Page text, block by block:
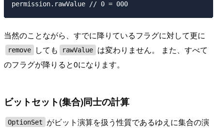
当然のことながら、すでに降りているフラグに対して更に
remove しても rawValue
は変わりません。 また、すべて
のフラグが降りると0になります。
ビットセット(集合)同士の計算
OptionSet
がビット演算を扱う性質であるゆえに集合の演